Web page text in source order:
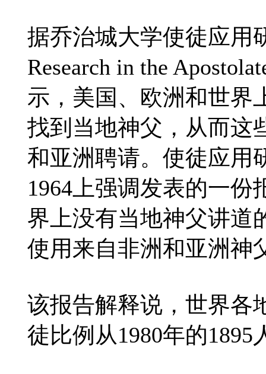
据乔治城大学使徒应用
Research in the
示，美国、欧洲和世界
找到当地神父，从而这
和亚洲聘请。使徒应用
1964上强调发表的一份
界上没有当地神父讲道
使用来自非洲和亚洲神
该报告解释说，世界各
徒比例从1980年的1895